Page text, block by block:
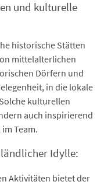
und kulturelle
historische Stätten
mittelalterlichen
Dörfern und
in die lokale
kulturellen
auch inspirierend
Team.
Idylle:
Aktivitäten bietet der